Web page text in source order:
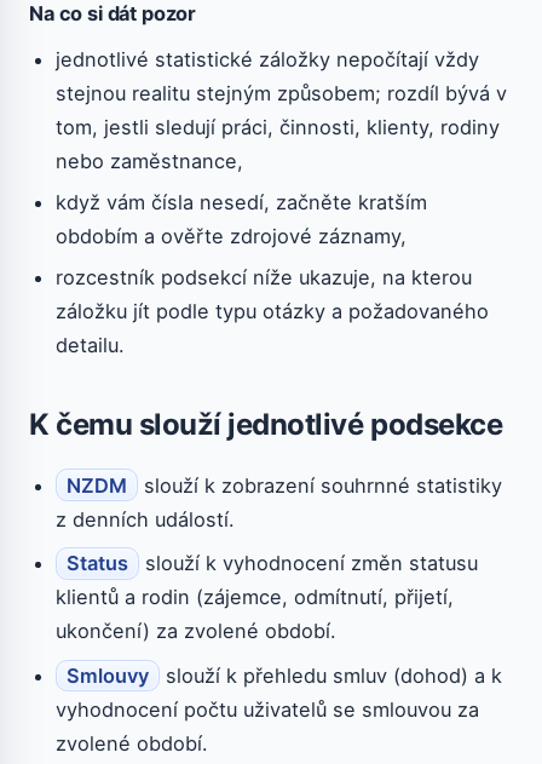
Na co si dát pozor
jednotlivé statistické záložky nepočítají vždy
stejnou realitu stejným způsobem; rozdíl bývá v
tom, jestli sledují práci, činnosti, klienty, rodiny
nebo zaměstnance,
když vám čísla nesedí, začněte kratším
obdobím a ověřte zdrojové záznamy,
rozcestník podsekcí níže ukazuje, na kterou
záložku jít podle typu otázky a požadovaného
detailu.
K čemu slouží jednotlivé podsekce
NZDM
slouží k zobrazení souhrnné statistiky
z denních událostí.
Status
slouží k vyhodnocení změn statusu
klientů a rodin (zájemce, odmítnutí, přijetí,
ukončení) za zvolené období.
Smlouvy
slouží k přehledu smluv (dohod) a k
vyhodnocení počtu uživatelů se smlouvou za
zvolené období.